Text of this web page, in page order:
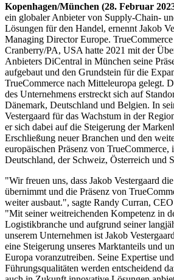
Kopenhagen/München (28. Februar
ein globaler Anbieter von Supply-Chain-
Lösungen für den Handel, ernennt Jakob
Managing Director Europe.
Cranberry/PA, USA hatte 2021 mit der
Anbieters DiCentral in München seine
aufgebaut und den Grundstein für die
TrueCommerce nach Mitteleuropa gelegt.
des Unternehmens erstreckt sich auf
Dänemark, Deutschland und Belgien. In
Vestergaard für das Wachstum in der
er sich dabei auf die Steigerung der
Erschließung neuer Branchen und den
europäischen Präsenz von TrueCommerce,
Deutschland, der Schweiz, Österreich und
"Wir freuen uns, dass Jakob Vestergaard
übernimmt und die Präsenz von
weiter ausbaut.", sagte Randy Curran,
"Mit seiner weitreichenden Kompetenz in
Logistikbranche und aufgrund seiner
unserem Unternehmen ist Jakob
eine Steigerung unseres Marktanteils und
Europa voranzutreiben. Seine Expertise
Führungsqualitäten werden entscheidend